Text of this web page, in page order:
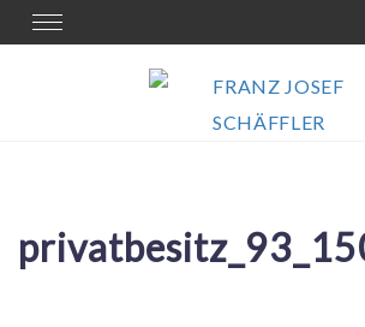
Skip
to
Toggle
navigation